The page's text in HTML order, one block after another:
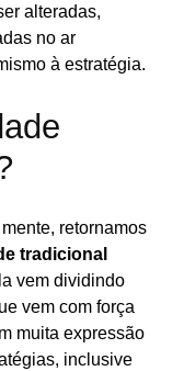
alteradas,
no ar
à estratégia.
retornamos
tradicional
vem dividindo
vem com força
muita expressão
inclusive